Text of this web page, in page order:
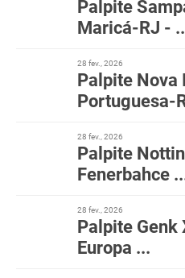
Palpite
Maricá-RJ -
28 fev., 2026
Palpite Nova
Portuguesa-
28 fev., 2026
Palpite
Fenerbahce
28 fev., 2026
Palpite Genk
Europa ...